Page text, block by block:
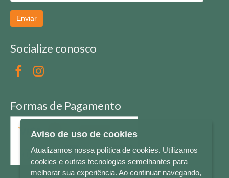
Enviar
Socialize conosco
Formas de Pagamento
Aviso de uso de cookies
Atualizamos nossa política de cookies. Utilizamos
cookies e outras tecnologias semelhantes para
melhorar sua experiência. Ao continuar navegando,